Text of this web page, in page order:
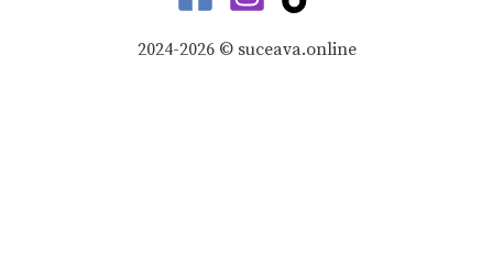
2024-2026 © suceava.online